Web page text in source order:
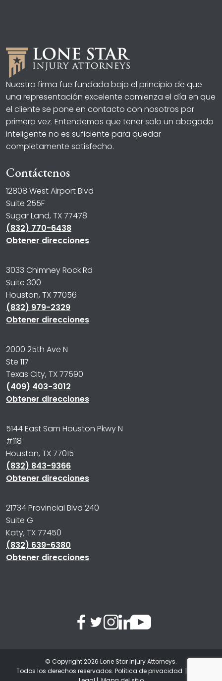
Nuestra firma fue fundada bajo el principio de que
una representación excelente comienza el día en que
el cliente se pone en contacto con nosotros por
primera vez. Entendemos que tener solo un abogado
inteligente no es suficiente para quedar
completamente satisfecho.
Contáctenos
12808 West Airport Blvd
Suite 255F
Sugar Land, TX 77478
(832) 770-6438
Obtener direcciones
3033 Chimney Rock Rd
Suite 300
Houston, TX 77056
(832) 979-2329
Obtener direcciones
2000 25th Ave N
Ste 117
Texas City, TX 77590
(409) 403-3012
Obtener direcciones
5144 East Sam Houston Pkwy N
#118
Houston, TX 77015
(832) 843-9366
Obtener direcciones
21734 Provincial Blvd 240
Suite G
Katy, TX 77450
(832) 639-6380
Obtener direcciones
© Copyright 2026 Lone Star Injury Attorneys.
Todos los derechos reservados. Política de privacidad |